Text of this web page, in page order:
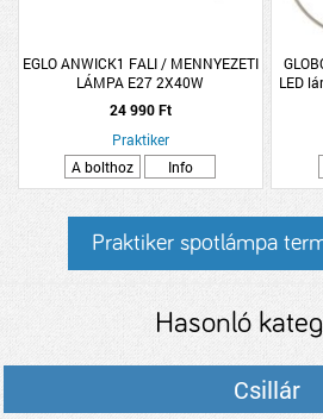
EGLO ANWICK1 FALI / MENNYEZETI
LÁMPA E27 2X40W
FEKETE/RATTAN
24 990 Ft
Praktiker
A bolthoz
Info
LED
Praktiker spotlámpa
Hasonló
Csillár